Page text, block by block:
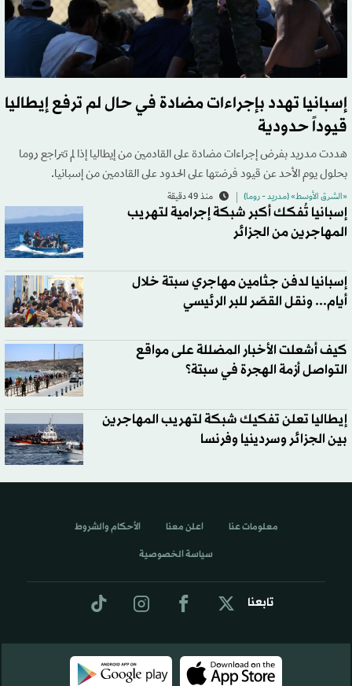
إسبانيا تهدد بإجراءات مضادة في حال لم ترفع إيطاليا
قيوداً حدودية
هددت مدريد بفرض إجراءات مضادة على القادمين من إيطاليا إذا لم تتراجع روما
بحلول يوم الأحد عن ​قيود فرضتها على الحدود على القادمين من إسبانيا.
«الشرق الأوسط» (مدريد - روما) منذ 49 دقيقة
إسبانيا تُفكك أكبر شبكة إجرامية لتهريب
المهاجرين من الجزائر
إسبانيا لدفن جثامين مهاجري سبتة خلال
أيام... ونقل القصّر للبر الرئيسي
كيف أشعلت الأخبار المضللة على مواقع
التواصل أزمة الهجرة في سبتة؟
إيطاليا تعلن تفكيك شبكة لتهريب المهاجرين
بين الجزائر وسردينيا وفرنسا
تابعنا
معلومات عنا اعلن معنا الأحكام والشروط
سياسة الخصوصية